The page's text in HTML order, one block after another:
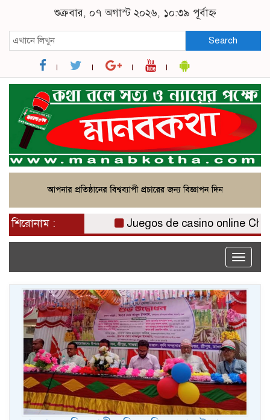
শুক্রবার, ০৭ অগাস্ট ২০২৬, ১০:৩৯ পূর্বাহ্ন
Search
শিরোনাম : Juegos de casino online Chile:
Toggle